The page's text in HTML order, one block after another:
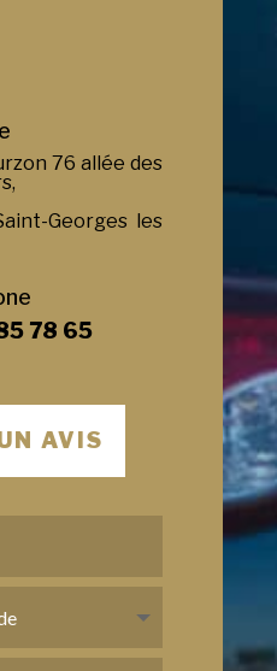
76 allée des
Georges les
78 65
AVIS